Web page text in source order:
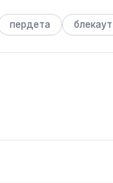
пердета блекаут